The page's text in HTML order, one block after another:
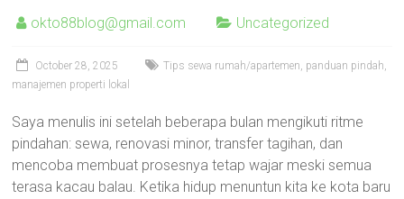
okto88blog@gmail.com Uncategorized
October 28, 2025
Tips sewa rumah/apartemen, panduan pindah,
manajemen properti lokal
Saya menulis ini setelah beberapa bulan mengikuti ritme
pindahan: sewa, renovasi minor, transfer tagihan, dan
mencoba membuat prosesnya tetap wajar meski semua
terasa kacau balau. Ketika hidup menuntun kita ke kota baru